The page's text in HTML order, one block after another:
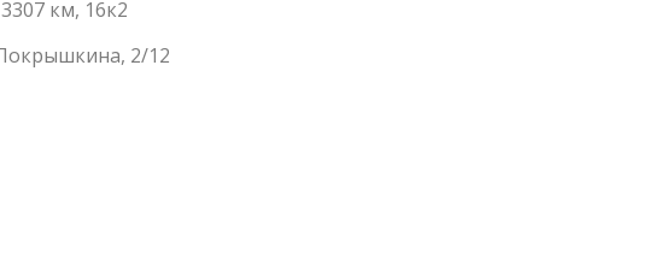
км, 16к2
2/12